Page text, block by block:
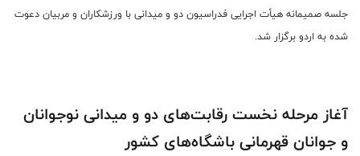
جلسه صمیمانه هیأت اجرایی فدراسیون دو و میدانی با ورزشکاران و مربیان دعوت
شده به اردو برگزار شد.
آغاز مرحله نخست رقابت‌های دو و میدانی نوجوانان
و جوانان قهرمانی باشگاه‌های کشور